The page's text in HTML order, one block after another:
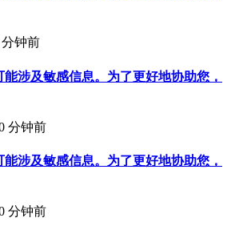
分钟前
涉及敏感信息。为了更好地协助您，
分钟前
涉及敏感信息。为了更好地协助您，
分钟前